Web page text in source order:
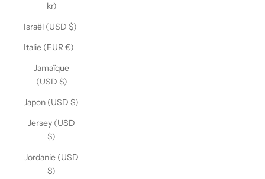
kr)
Israël (USD $)
Italie (EUR €)
Jamaïque
(USD $)
Japon (USD $)
Jersey (USD
$)
Jordanie (USD
$)